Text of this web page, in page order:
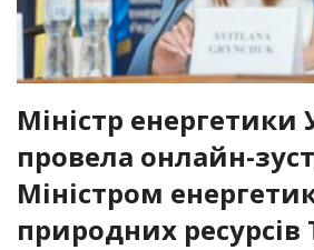
Міністр енергетики
провела онлайн-
Міністром
природних